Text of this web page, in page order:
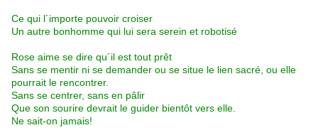
Ce qui l´importe pouvoir croiser
Un autre bonhomme qui lui sera serein et robotisé
Rose aime se dire qu´il est tout prêt
Sans se mentir ni se demander ou se situe le lien sacré, ou elle
pourrait le rencontrer.
Sans se centrer, sans en pâlir
Que son sourire devrait le guider bientôt vers elle.
Ne sait-on jamais!